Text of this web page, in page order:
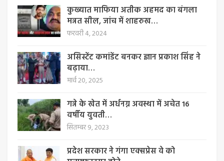
कुख्यात माफिया अतीक अहमद का बंगला
मन्नत सील, जांच में शाहरुख…
फरवरी 4, 2024
असिस्टेंट कमांडेंट बनकर ज्ञान प्रकाश सिंह ने
बढ़ाया…
मार्च 20, 2025
गन्ने के खेत में अर्धनग्न अवस्था में अचेत 16
वर्षीय युवती…
सितम्बर 9, 2023
प्रदेश सरकार ने गंगा एक्सप्रेस वे को